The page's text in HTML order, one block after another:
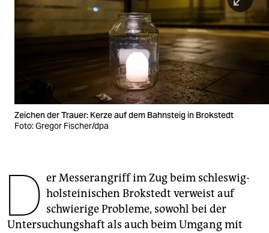
veranstaltungen
fragen & hilfe
unterstützen
abo
epaper login
Zeichen der Trauer: Kerze auf dem Bahnsteig in Brokstedt
Foto: Gregor Fischer/dpa
D er Messerangriff im Zug beim schleswig-
holsteinischen Brokstedt verweist auf
schwierige Probleme, sowohl bei der
Untersuchungshaft als auch beim Umgang mit